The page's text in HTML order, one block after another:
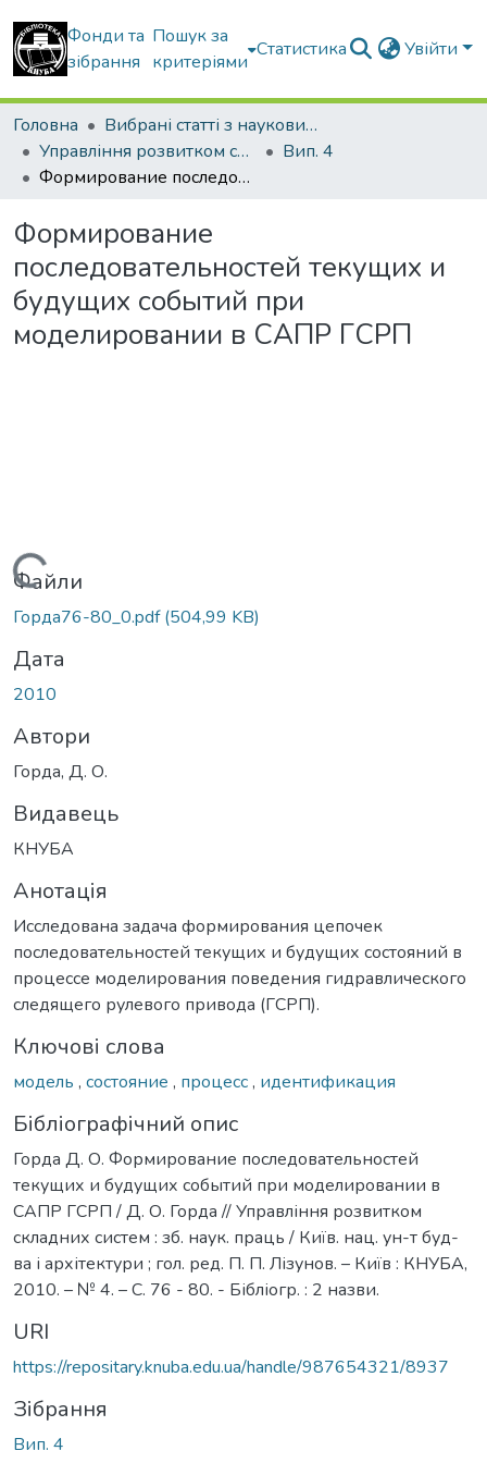
Фонди та
зібрання
Пошук за
критеріями
Статистика Увійти
Головна
Вибрані статті з наукових збірників КНУБА
Управління розвитком складних систем
Вип. 4
Формирование последовательностей текущих и будущих событий при моделировании в САПР ГСРП
Формирование
последовательностей текущих и
будущих событий при
моделировании в САПР ГСРП
Вантажиться...
Файли
Горда76-80_0.pdf(504,99 KB)
Дата
2010
Автори
Горда, Д. О.
Видавець
КНУБА
Анотація
Исследована задача формирования цепочек
последовательностей текущих и будущих состояний в
процессе моделирования поведения гидравлического
следящего рулевого привода (ГСРП).
Ключові слова
модель , состояние , процесс, идентификация
Бібліографічний опис
Горда Д. О. Формирование последовательностей
текущих и будущих событий при моделировании в
САПР ГСРП / Д. О. Горда // Управління розвитком
складних систем : зб. наук. праць / Київ. нац. ун-т буд-
ва і архітектури ; гол. ред. П. П. Лізунов. – Київ : КНУБА,
2010. – № 4. – С. 76 - 80. - Бібліогр. : 2 назви.
URI
https://repositary.knuba.edu.ua/handle/987654321/8937
Зібрання
Вип. 4